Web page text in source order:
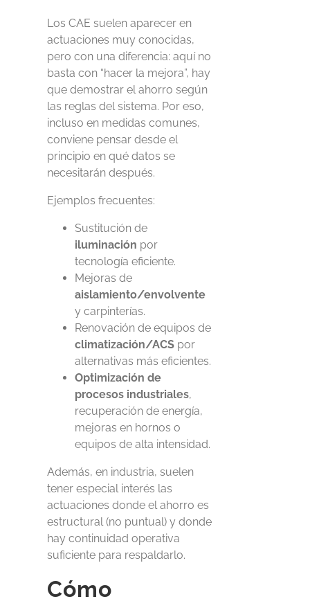
Los CAE suelen aparecer en
actuaciones muy conocidas,
pero con una diferencia: aquí no
basta con “hacer la mejora”, hay
que demostrar el ahorro según
las reglas del sistema. Por eso,
incluso en medidas comunes,
conviene pensar desde el
principio en qué datos se
necesitarán después.
Ejemplos frecuentes:
Sustitución de
iluminación por
tecnología eficiente.
Mejoras de
aislamiento/envolvente
y carpinterías.
Renovación de equipos de
climatización/ACSpor
alternativas más eficientes.
Optimización de
procesos industriales,
recuperación de energía,
mejoras en hornos o
equipos de alta intensidad.
Además, en industria, suelen
tener especial interés las
actuaciones donde el ahorro es
estructural (no puntual) y donde
hay continuidad operativa
suficiente para respaldarlo.
Cómo